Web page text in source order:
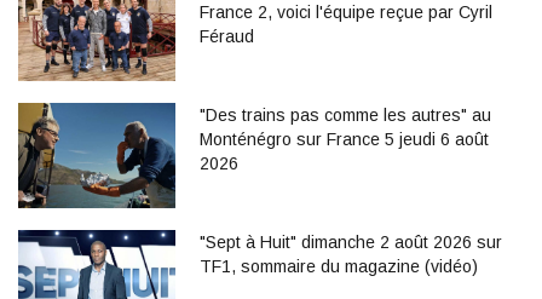
France 2, voici l'équipe reçue par Cyril
Féraud
"Des trains pas comme les autres" au
Monténégro sur France 5 jeudi 6 août
2026
"Sept à Huit" dimanche 2 août 2026 sur
TF1, sommaire du magazine (vidéo)